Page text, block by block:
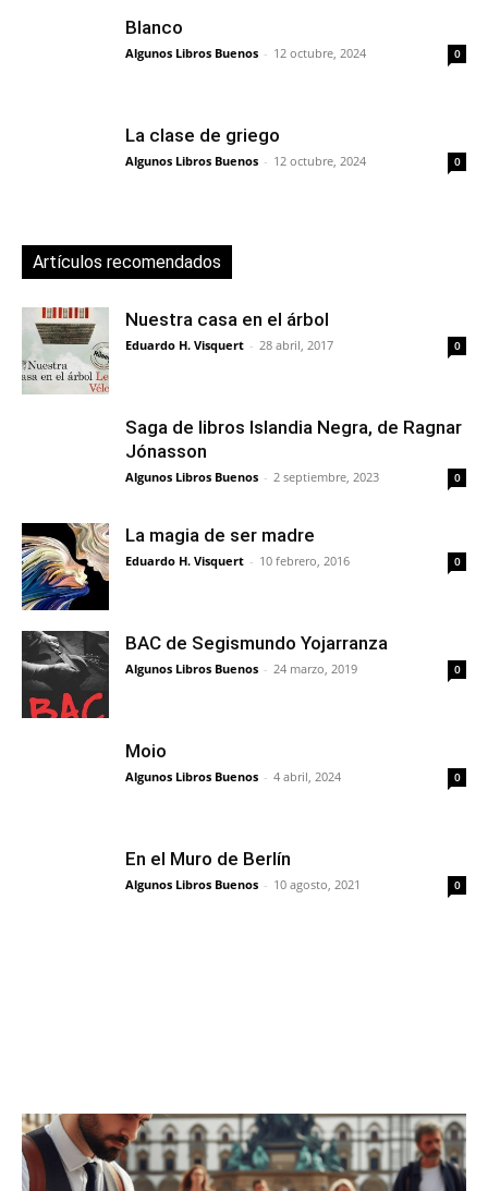
Blanco
Algunos Libros Buenos - 12 octubre, 2024 0
La clase de griego
Algunos Libros Buenos - 12 octubre, 2024 0
Artículos recomendados
Nuestra casa en el árbol
Eduardo H. Visquert - 28 abril, 2017 0
Saga de libros Islandia Negra, de Ragnar
Jónasson
Algunos Libros Buenos - 2 septiembre, 2023 0
La magia de ser madre
Eduardo H. Visquert - 10 febrero, 2016 0
BAC de Segismundo Yojarranza
Algunos Libros Buenos - 24 marzo, 2019 0
Moio
Algunos Libros Buenos - 4 abril, 2024 0
En el Muro de Berlín
Algunos Libros Buenos - 10 agosto, 2021 0